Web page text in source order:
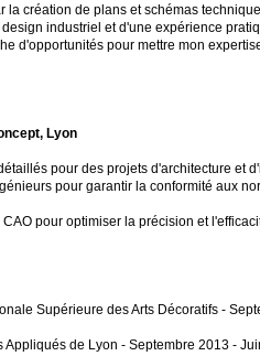
la création de plans et schémas
industriel et d'une expérience
d'opportunités pour mettre mon
Lyon
pour des projets d'architecture et
pour garantir la conformité aux
pour optimiser la précision et
Supérieure des Arts Décoratifs -
Appliqués de Lyon - Septembre 2013 -